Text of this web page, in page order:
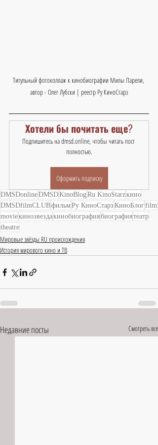
Титульный фотоколлаж к кинобиографии Милы Парели,
автор - Олег Лубски | реестр Ру КиноСтарз
Хотели бы почитать еще?
Подпишитесь на dmsd.online, чтобы читать пост
полностью.
Оформить подписку
DMSDonlineDMSDKinoBlogRu KinoStarzкино
DMSDfilmCLUBфильмРу КиноСтарз КиноБлогfilm
movieкинозвездакинобиографиябиографиятеатр
theatre
Мировые звёзды RU происхождения
История мирового кино и ТВ
Недавние посты Смотреть все